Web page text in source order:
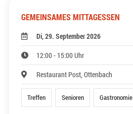
GEMEINSAMES MITTAGESSEN
Di, 29. September 2026
12:00 - 15:00 Uhr
Restaurant Post, Ottenbach
Treffen Senioren Gastronomie